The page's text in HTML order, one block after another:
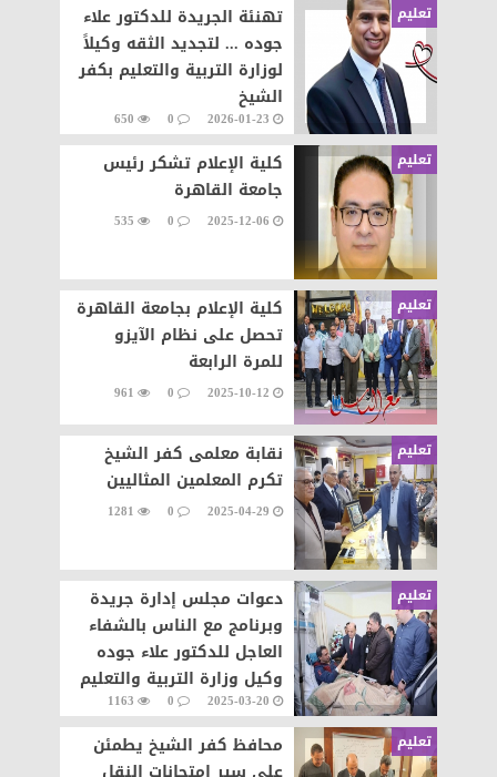
تعليم
تهنئة الجريدة للدكتور علاء
جوده ... لتجديد الثقه وكيلاً
لوزارة التربية والتعليم بكفر
الشيخ
2026-01-23
0
650
تعليم
كلية الإعلام تشكر رئيس
جامعة القاهرة
2025-12-06
0
535
تعليم
كلية الإعلام بجامعة القاهرة
تحصل على نظام الآيزو
للمرة الرابعة
2025-10-12
0
961
تعليم
نقابة معلمى كفر الشيخ
تكرم المعلمين المثاليين
2025-04-29
0
1281
تعليم
دعوات مجلس إدارة جريدة
وبرنامج مع الناس بالشفاء
العاجل للدكتور علاء جوده
وكيل وزارة التربية والتعليم
بكفر الشيخ
2025-03-20
0
1163
تعليم
محافظ كفر الشيخ يطمئن